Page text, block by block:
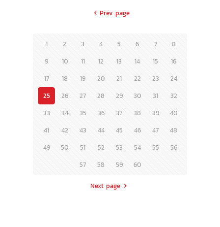
Prev page
1 2 3 4 5 6 7
8
9
10 11 12 13 14 15
16
17
18 19 20 21 22 23
24
25
26 27 28 29 30 31
32
33
34 35 36 37 38 39
40
41
42 43 44 45 46 47
48
49
50 51 52 53 54 55
56
57
58 59 60
Next page